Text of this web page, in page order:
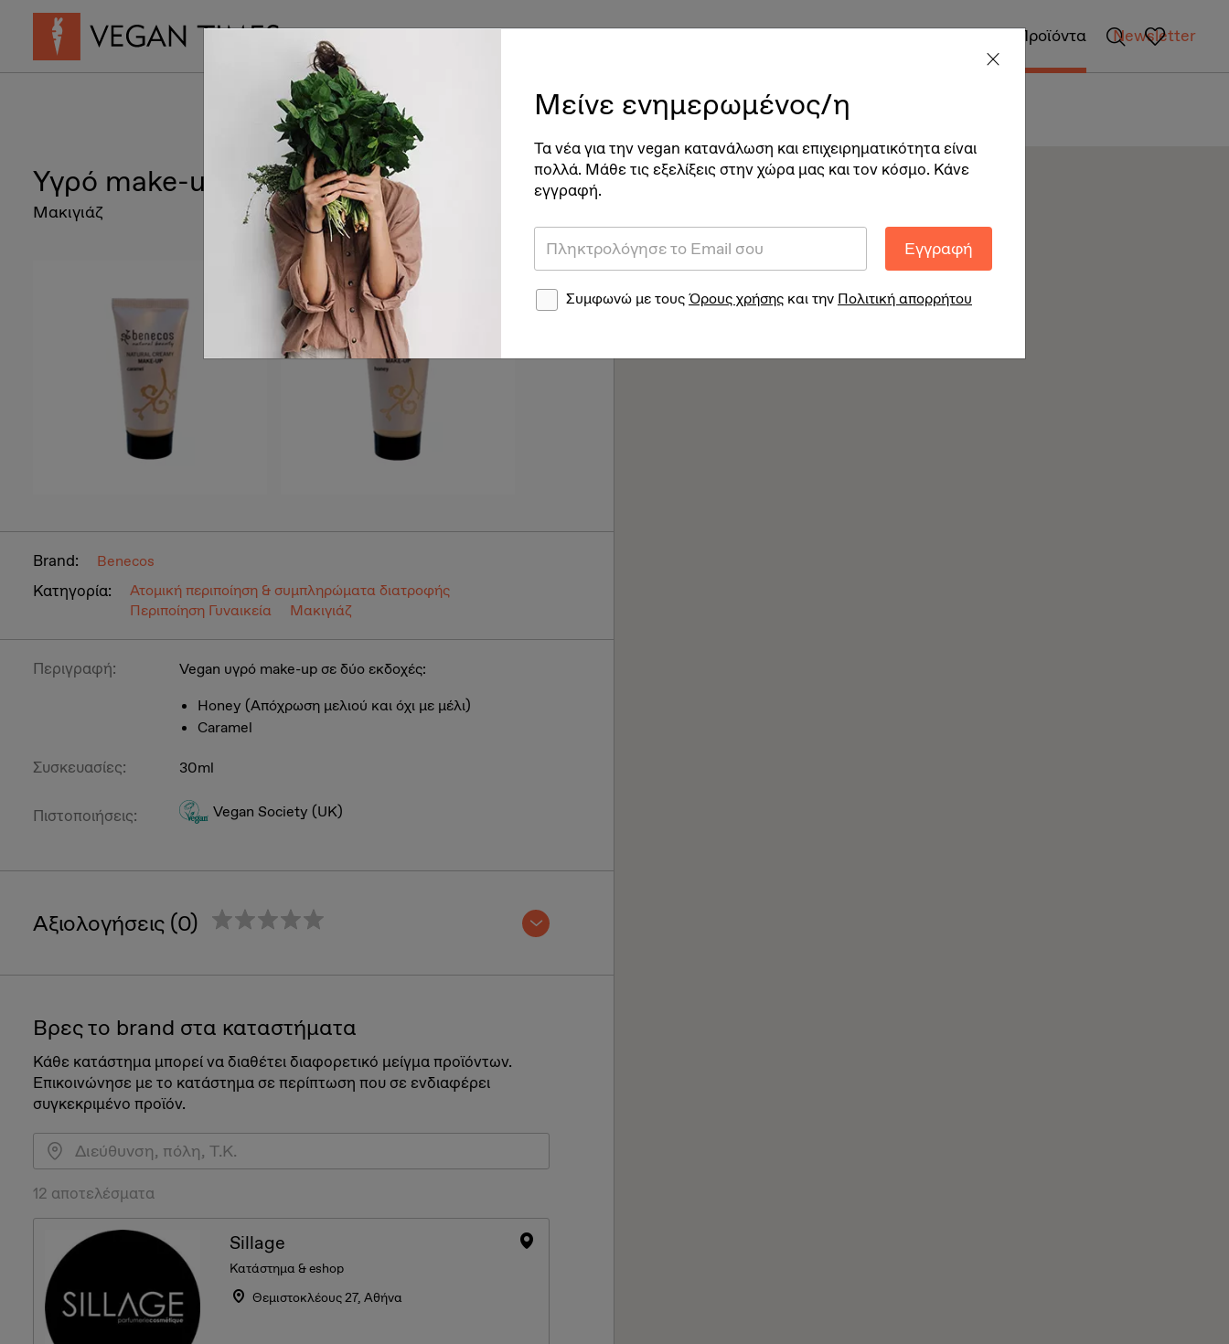
Vegan Συνταγές Vegan Διατροφή & Υγεία Βιγκανισμός Νέα Vegan Επιχειρήσεις Vegan Προϊόντα Newsletter
Υγρό make-up
Μακιγιάζ
Brand: Benecos
Κατηγορία:
Ατομική περιποίηση & συμπληρώματα διατροφής
Περιποίηση Γυναικεία
Μακιγιάζ
Περιγραφή:
Vegan υγρό make-up σε δύο εκδοχές:
Honey (Απόχρωση μελιού και όχι με μέλι)
Caramel
Συσκευασίες: 30ml
Πιστοποιήσεις: Vegan Society (UK)
Αξιολογήσεις (0)
Βρες το brand στα καταστήματα
Κάθε κατάστημα μπορεί να διαθέτει διαφορετικό μείγμα προϊόντων.
Επικοινώνησε με το κατάστημα σε περίπτωση που σε ενδιαφέρει
συγκεκριμένο προϊόν.
12 αποτελέσματα
Sillage
Κατάστημα & eshop
Θεμιστοκλέους 27, Αθήνα
Μείνε ενημερωμένος/η
Τα νέα για την vegan κατανάλωση και επιχειρηματικότητα είναι
πολλά. Μάθε τις εξελίξεις στην χώρα μας και τον κόσμο. Κάνε
εγγραφή.
Εγγραφή
Συμφωνώ με τουςΌρους χρήσης και την Πολιτική απορρήτου